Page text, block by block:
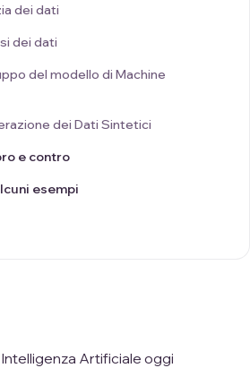
dei dati
dei dati
del modello di Machine
dei Dati Sintetici
e contro
esempi
Artificiale oggi